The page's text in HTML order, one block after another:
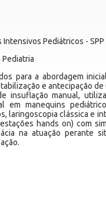
Pediátricos - SPP
Pediatria
para a abordagem
e antecipação de
insuflação manual,
em manequins
laringoscopia clássica e
hands on) com
na atuação perante